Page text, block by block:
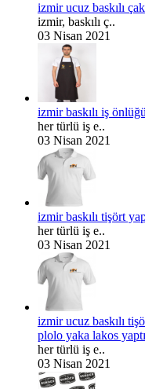
izmir ucuz baskılı
izmir, baskılı ç..
03 Nisan 2021
izmir baskılı iş
her türlü iş e..
03 Nisan 2021
izmir baskılı tişört
her türlü iş e..
03 Nisan 2021
izmir ucuz baskılı
plolo yaka lakos
her türlü iş e..
03 Nisan 2021